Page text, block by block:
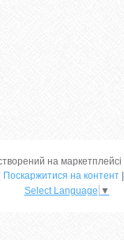
на маркетплейсі
Поскаржитися на контент |
Select Language ▼